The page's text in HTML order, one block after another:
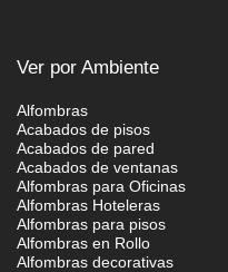
Ver por Ambiente
Alfombras
Acabados de pisos
Acabados de pared
Acabados de ventanas
Alfombras para Oficinas
Alfombras Hoteleras
Alfombras para pisos
Alfombras en Rollo
Alfombras decorativas